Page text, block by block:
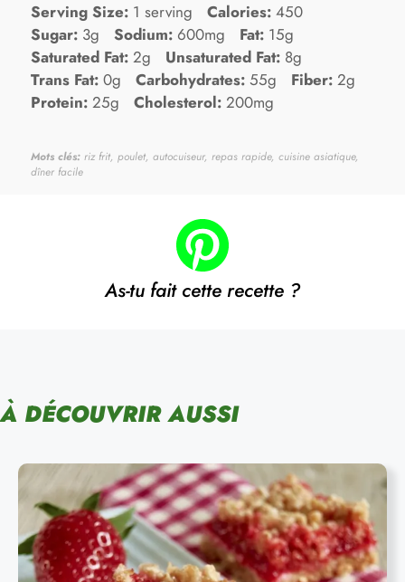
Serving Size: 1 serving Calories: 450
Sugar: 3g Sodium: 600mg Fat: 15g
Saturated Fat: 2g Unsaturated Fat: 8g
Trans Fat: 0g Carbohydrates: 55g Fiber: 2g
Protein: 25g Cholesterol: 200mg
Mots clés: riz frit, poulet, autocuiseur, repas rapide, cuisine asiatique,
dîner facile
As-tu fait cette recette ?
À DÉCOUVRIR AUSSI